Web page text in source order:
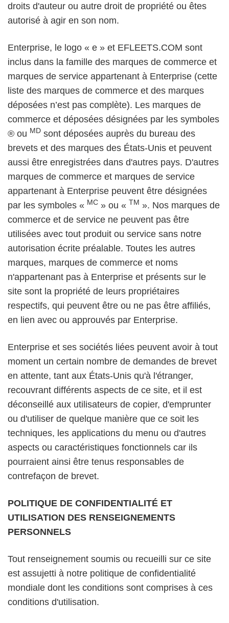
droits d'auteur ou autre droit de propriété ou êtes
autorisé à agir en son nom.
Enterprise, le logo « e » et EFLEETS.COM sont
inclus dans la famille des marques de commerce et
marques de service appartenant à Enterprise (cette
liste des marques de commerce et des marques
déposées n’est pas complète). Les marques de
commerce et déposées désignées par les symboles
® ou MD sont déposées auprès du bureau des
brevets et des marques des États-Unis et peuvent
aussi être enregistrées dans d'autres pays. D'autres
marques de commerce et marques de service
appartenant à Enterprise peuvent être désignées
par les symboles « MC » ou « TM ». Nos marques de
commerce et de service ne peuvent pas être
utilisées avec tout produit ou service sans notre
autorisation écrite préalable. Toutes les autres
marques, marques de commerce et noms
n'appartenant pas à Enterprise et présents sur le
site sont la propriété de leurs propriétaires
respectifs, qui peuvent être ou ne pas être affiliés,
en lien avec ou approuvés par Enterprise.
Enterprise et ses sociétés liées peuvent avoir à tout
moment un certain nombre de demandes de brevet
en attente, tant aux États-Unis qu'à l'étranger,
recouvrant différents aspects de ce site, et il est
déconseillé aux utilisateurs de copier, d'emprunter
ou d'utiliser de quelque manière que ce soit les
techniques, les applications du menu ou d'autres
aspects ou caractéristiques fonctionnels car ils
pourraient ainsi être tenus responsables de
contrefaçon de brevet.
POLITIQUE DE CONFIDENTIALITÉ ET
UTILISATION DES RENSEIGNEMENTS
PERSONNELS
Tout renseignement soumis ou recueilli sur ce site
est assujetti à notre politique de confidentialité
mondiale dont les conditions sont comprises à ces
conditions d'utilisation.